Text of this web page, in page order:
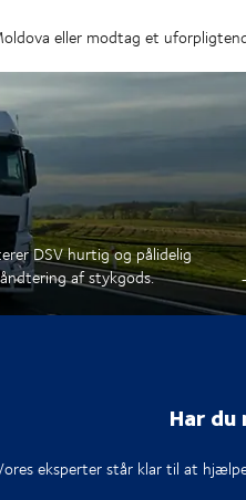
eller modtag et
DSV hurtig og pålidelig
af stykgods.
Har du
eksperter står klar til at